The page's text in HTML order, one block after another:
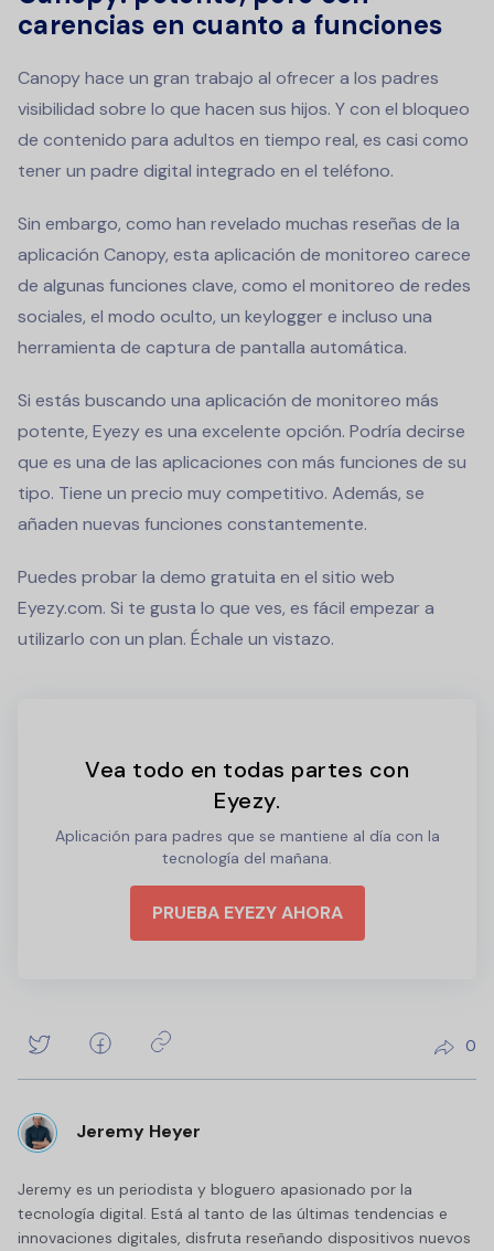
carencias en cuanto a funciones
Canopy hace un gran trabajo al ofrecer a los padres
visibilidad sobre lo que hacen sus hijos. Y con el bloqueo
de contenido para adultos en tiempo real, es casi como
tener un padre digital integrado en el teléfono.
Sin embargo, como han revelado muchas reseñas de la
aplicación Canopy, esta aplicación de monitoreo carece
de algunas funciones clave, como el monitoreo de redes
sociales, el modo oculto, un keylogger e incluso una
herramienta de captura de pantalla automática.
Si estás buscando una aplicación de monitoreo más
potente, Eyezy es una excelente opción. Podría decirse
que es una de las aplicaciones con más funciones de su
tipo. Tiene un precio muy competitivo. Además, se
añaden nuevas funciones constantemente.
Puedes probar la demo gratuita en el sitio web
Eyezy.com. Si te gusta lo que ves, es fácil empezar a
utilizarlo con un plan. Échale un vistazo.
Vea todo en todas partes con
Eyezy.
Aplicación para padres que se mantiene al día con la
tecnología del mañana.
PRUEBA EYEZY AHORA
0
Jeremy Heyer
Jeremy es un periodista y bloguero apasionado por la
tecnología digital. Está al tanto de las últimas tendencias e
innovaciones digitales, disfruta reseñando dispositivos nuevos